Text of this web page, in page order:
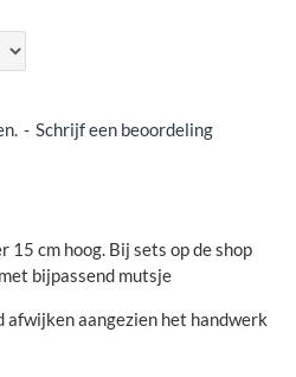
- Schrijf een beoordeling
15 cm hoog. Bij sets op de shop
bijpassend mutsje
aangezien het handwerk